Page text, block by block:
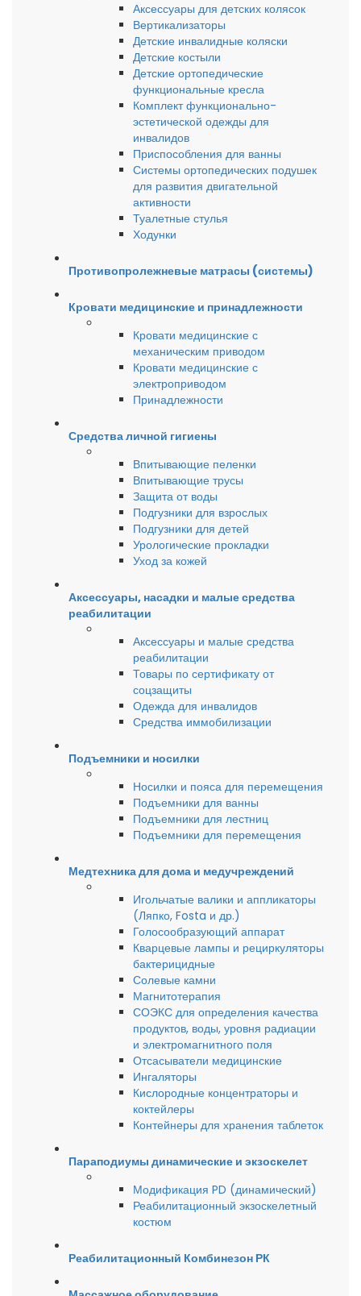
Аксессуары для детских колясок
Вертикализаторы
Детские инвалидные коляски
Детские костыли
Детские ортопедические
функциональные кресла
Комплект функционально-
эстетической одежды для
инвалидов
Приспособления для ванны
Системы ортопедических подушек
для развития двигательной
активности
Туалетные стулья
Ходунки
Противопролежневые матрасы (системы)
Кровати медицинские и принадлежности
Кровати медицинские с
механическим приводом
Кровати медицинские с
электроприводом
Принадлежности
Средства личной гигиены
Впитывающие пеленки
Впитывающие трусы
Защита от воды
Подгузники для взрослых
Подгузники для детей
Урологические прокладки
Уход за кожей
Аксессуары, насадки и малые средства
реабилитации
Аксессуары и малые средства
реабилитации
Товары по сертификату от
соцзащиты
Одежда для инвалидов
Средства иммобилизации
Подъемники и носилки
Носилки и пояса для перемещения
Подъемники для ванны
Подъемники для лестниц
Подъемники для перемещения
Медтехника для дома и медучреждений
Игольчатые валики и аппликаторы
(Ляпко, Fosta и др.)
Голосообразующий аппарат
Кварцевые лампы и рециркуляторы
бактерицидные
Солевые камни
Магнитотерапия
СОЭКС для определения качества
продуктов, воды, уровня радиации
и электромагнитного поля
Отсасыватели медицинские
Ингаляторы
Кислородные концентраторы и
коктейлеры
Контейнеры для хранения таблеток
Параподиумы динамические и экзоскелет
Модификация PD (динамический)
Реабилитационный экзоскелетный
костюм
Реабилитационный Комбинезон РК